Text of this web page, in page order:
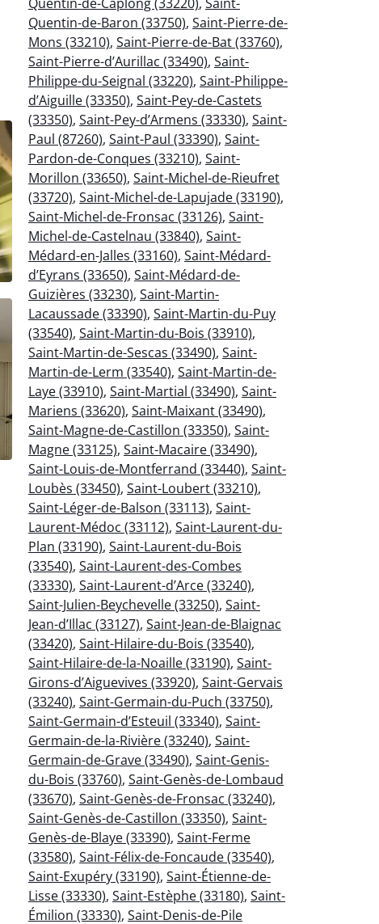
Quentin-de-Baron (33750), Saint-Pierre-de-
Mons (33210), Saint-Pierre-de-Bat (33760),
Saint-Pierre-d’Aurillac (33490), Saint-
Philippe-du-Seignal (33220), Saint-Philippe-
d’Aiguille (33350), Saint-Pey-de-Castets
(33350), Saint-Pey-d’Armens (33330), Saint-
Paul (87260), Saint-Paul (33390), Saint-
Pardon-de-Conques (33210), Saint-
Morillon (33650), Saint-Michel-de-Rieufret
(33720), Saint-Michel-de-Lapujade (33190),
Saint-Michel-de-Fronsac (33126), Saint-
Michel-de-Castelnau (33840), Saint-
Médard-en-Jalles (33160), Saint-Médard-
d’Eyrans (33650), Saint-Médard-de-
Guizières (33230), Saint-Martin-
Lacaussade (33390), Saint-Martin-du-Puy
(33540), Saint-Martin-du-Bois (33910),
Saint-Martin-de-Sescas (33490), Saint-
Martin-de-Lerm (33540), Saint-Martin-de-
Laye (33910), Saint-Martial (33490), Saint-
Mariens (33620), Saint-Maixant (33490),
Saint-Magne-de-Castillon (33350), Saint-
Magne (33125), Saint-Macaire (33490),
Saint-Louis-de-Montferrand (33440), Saint-
Loubès (33450), Saint-Loubert (33210),
Saint-Léger-de-Balson (33113), Saint-
Laurent-Médoc (33112), Saint-Laurent-du-
Plan (33190), Saint-Laurent-du-Bois
(33540), Saint-Laurent-des-Combes
(33330), Saint-Laurent-d’Arce (33240),
Saint-Julien-Beychevelle (33250), Saint-
Jean-d’Illac (33127), Saint-Jean-de-Blaignac
(33420), Saint-Hilaire-du-Bois (33540),
Saint-Hilaire-de-la-Noaille (33190), Saint-
Girons-d’Aiguevives (33920), Saint-Gervais
(33240), Saint-Germain-du-Puch (33750),
Saint-Germain-d’Esteuil (33340), Saint-
Germain-de-la-Rivière (33240), Saint-
Germain-de-Grave (33490), Saint-Genis-
du-Bois (33760), Saint-Genès-de-Lombaud
(33670), Saint-Genès-de-Fronsac (33240),
Saint-Genès-de-Castillon (33350), Saint-
Genès-de-Blaye (33390), Saint-Ferme
(33580), Saint-Félix-de-Foncaude (33540),
Saint-Exupéry (33190), Saint-Étienne-de-
Lisse (33330), Saint-Estèphe (33180), Saint-
Émilion (33330), Saint-Denis-de-Pile